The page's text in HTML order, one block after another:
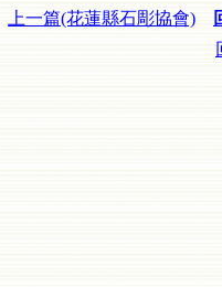
上一篇(花蓮縣石彫協會)